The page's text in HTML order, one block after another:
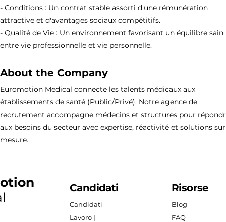
- Conditions : Un contrat stable assorti d'une rémunération
attractive et d'avantages sociaux compétitifs.
- Qualité de Vie : Un environnement favorisant un équilibre sain
entre vie professionnelle et vie personnelle.
About the Company
Euromotion Medical connecte les talents médicaux aux
établissements de santé (Public/Privé). Notre agence de
recrutement accompagne médecins et structures pour
aux besoins du secteur avec expertise, réactivité et solutions sur
mesure.
Candidati
Candidati
Lavoro |
Risorse
Blog
FAQ